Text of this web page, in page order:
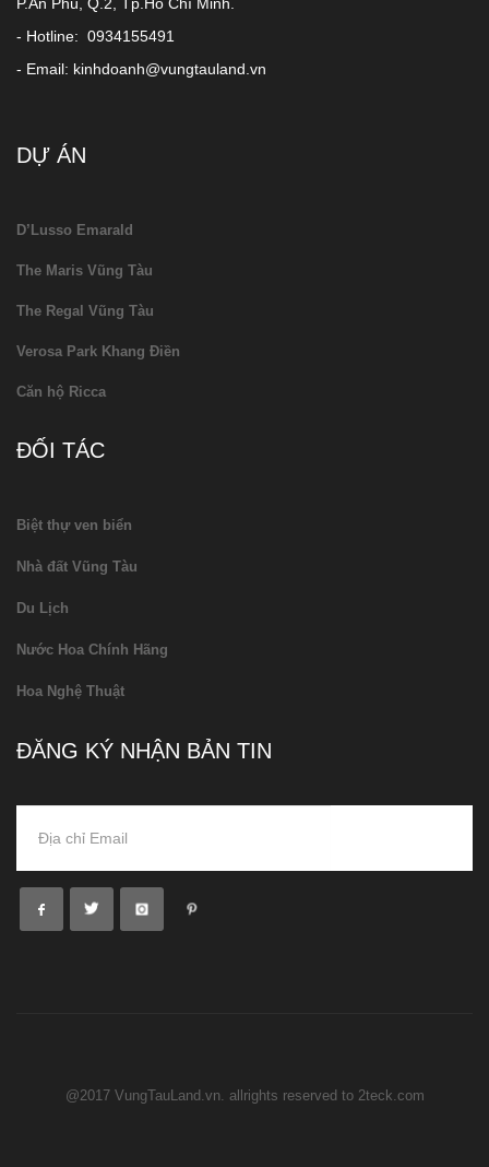
- Hotline: 0934155491
- Email: kinhdoanh@vungtauland.vn
DỰ ÁN
D’Lusso Emarald
The Maris Vũng Tàu
The Regal Vũng Tàu
Verosa Park Khang Điền
Căn hộ Ricca
ĐỐI TÁC
Biệt thự ven biển
Nhà đất Vũng Tàu
Du Lịch
Nước Hoa Chính Hãng
Hoa Nghệ Thuật
ĐĂNG KÝ NHẬN BẢN TIN
@2017 VungTauLand.vn. allrights reserved to 2teck.com